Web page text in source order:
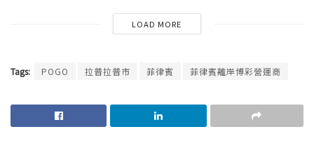
LOAD MORE
Tags: POGO 拉普拉普市 菲律賓 菲律賓離岸博彩營運商